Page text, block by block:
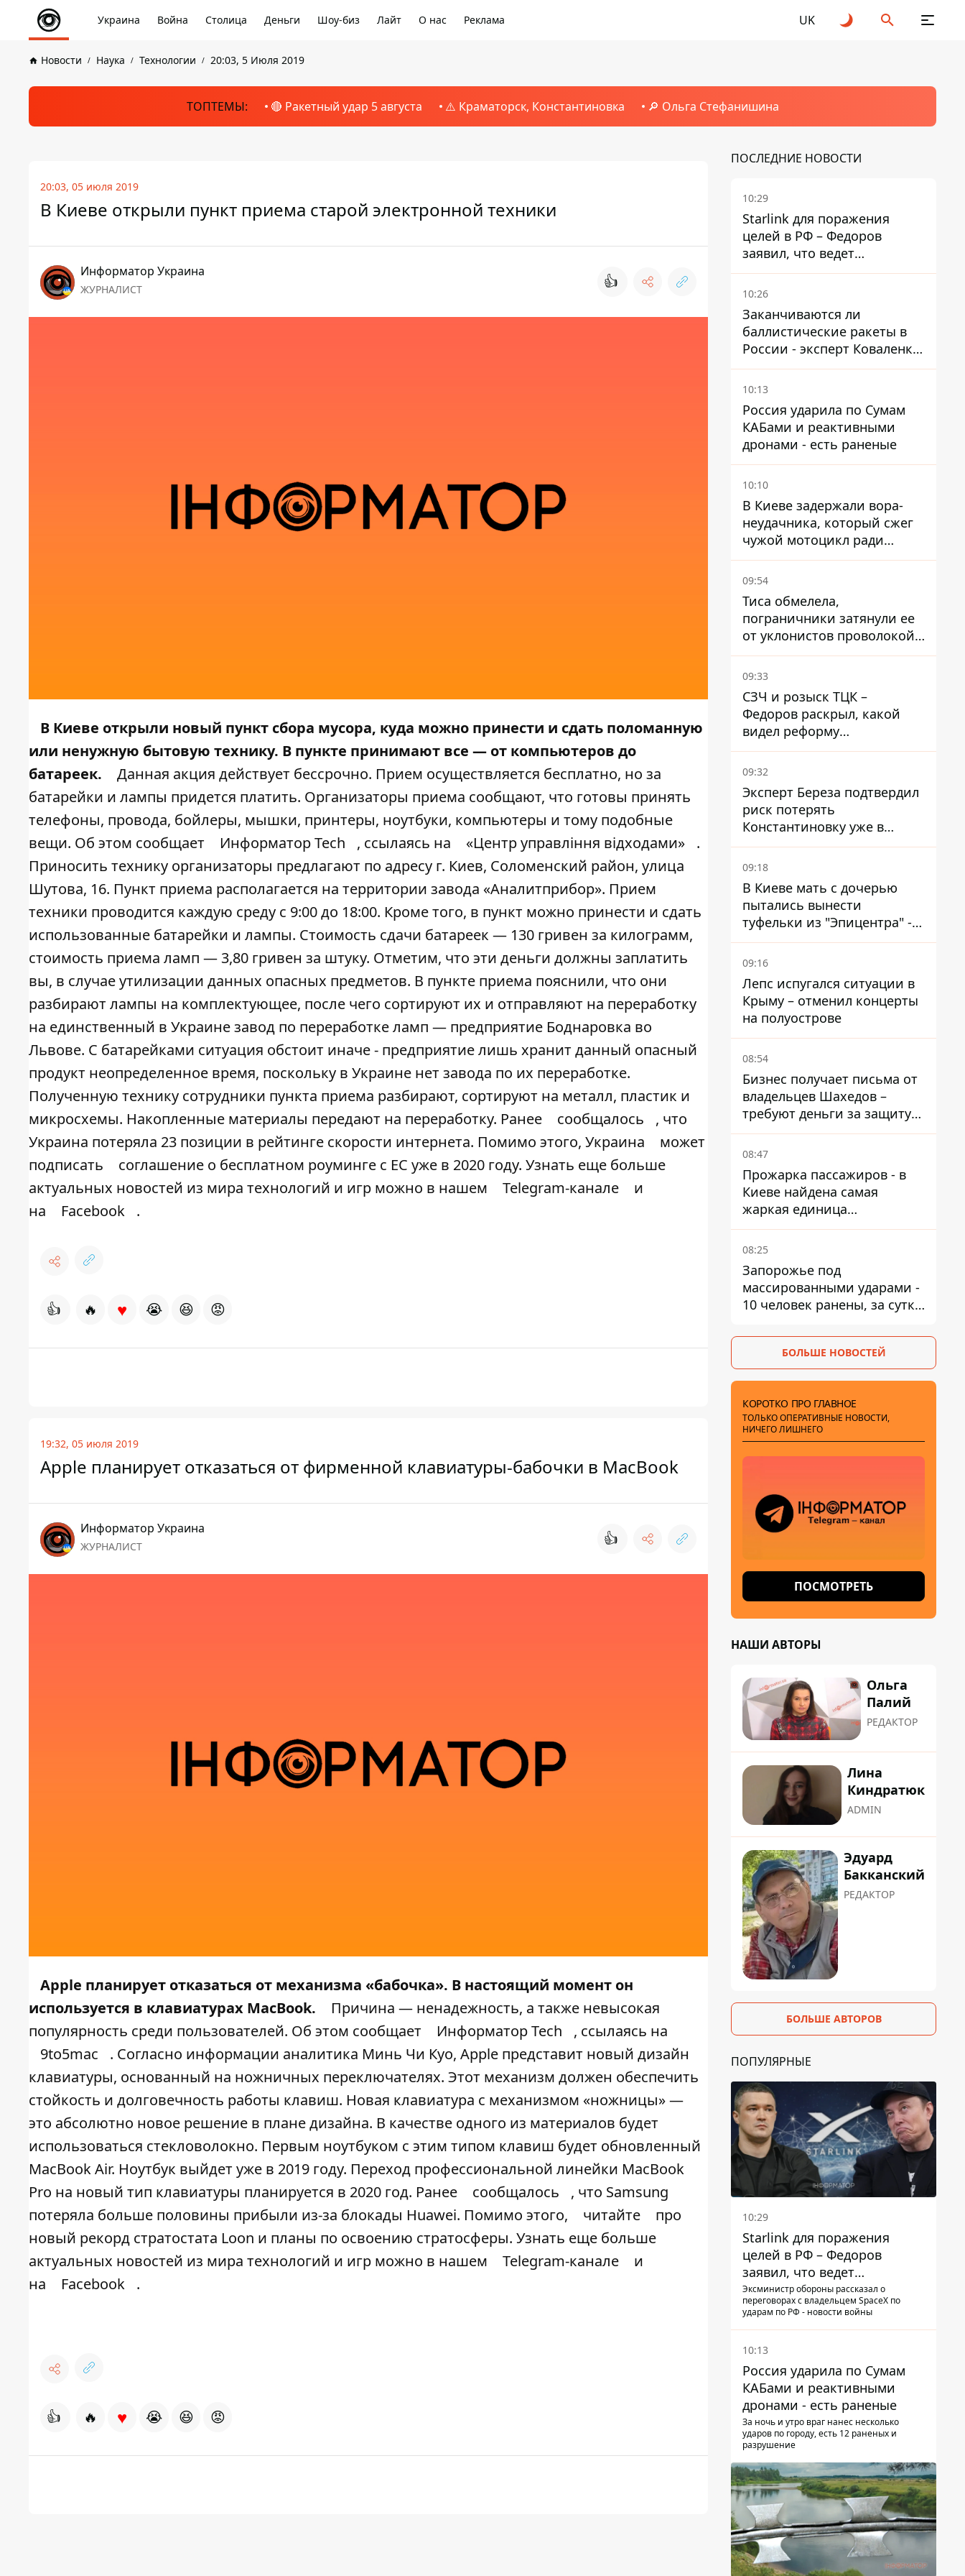
Украина Война Столица Деньги Шоу-биз Лайт О нас Реклама UK
Новости Наука Технологии 20:03, 5 Июля 2019
ТОПТЕМЫ: 🔴 Ракетный удар 5 августа ⚠️ Краматорск, Константиновка 🔎 Ольга Стефанишина
20:03, 05 июля 2019
В Киеве открыли пункт приема старой электронной техники
Информатор Украина
ЖУРНАЛИСТ 👍
В Киеве открыли новый пункт сбора мусора, куда можно принести и сдать поломанную
или ненужную бытовую технику. В пункте принимают все — от компьютеров до
батареек.
Данная акция действует бессрочно. Прием осуществляется бесплатно, но за
батарейки и лампы придется платить. Организаторы приема сообщают, что готовы принять
телефоны, провода, бойлеры, мышки, принтеры, ноутбуки, компьютеры и тому подобные
вещи. Об этом сообщает
Информатор Tech , ссылаясь на «Центр управління відходами»
.
Приносить технику организаторы предлагают по адресу г. Киев, Соломенский район, улица
Шутова, 16. Пункт приема располагается на территории завода «Аналитприбор». Прием
техники проводится каждую среду с 9:00 до 18:00. Кроме того, в пункт можно принести и сдать
использованные батарейки и лампы. Стоимость сдачи батареек — 130 гривен за килограмм,
стоимость приема ламп — 3,80 гривен за штуку. Отметим, что эти деньги должны заплатить
вы, в случае утилизации данных опасных предметов. В пункте приема пояснили, что они
разбирают лампы на комплектующее, после чего сортируют их и отправляют на переработку
на единственный в Украине завод по переработке ламп — предприятие Боднаровка во
Львове. С батарейками ситуация обстоит иначе - предприятие лишь хранит данный опасный
продукт неопределенное время, поскольку в Украине нет завода по их переработке.
Полученную технику сотрудники пункта приема разбирают, сортируют на металл, пластик и
микросхемы. Накопленные материалы передают на переработку. Ранее
сообщалось
, что
Украина потеряла 23 позиции в рейтинге скорости интернета. Помимо этого, Украина
может
подписать
соглашение о бесплатном роуминге с ЕС уже в 2020 году. Узнать еще больше
актуальных новостей из мира технологий и игр можно в нашем
Telegram-канале
и
на
Facebook .
👍 🔥 ♥ 😭 😆 😡
19:32, 05 июля 2019
Apple планирует отказаться от фирменной клавиатуры-бабочки в MacBook
Информатор Украина
ЖУРНАЛИСТ 👍
Apple планирует отказаться от механизма «бабочка». В настоящий момент он
используется в клавиатурах MacBook.
Причина — ненадежность, а также невысокая
популярность среди пользователей. Об этом сообщает
Информатор Tech
, ссылаясь на
9to5mac
. Согласно информации аналитика Минь Чи Куо, Apple представит новый дизайн
клавиатуры, основанный на ножничных переключателях. Этот механизм должен обеспечить
стойкость и долговечность работы клавиш. Новая клавиатура с механизмом «ножницы» —
это абсолютно новое решение в плане дизайна. В качестве одного из материалов будет
использоваться стекловолокно. Первым ноутбуком с этим типом клавиш будет обновленный
MacBook Air. Ноутбук выйдет уже в 2019 году. Переход профессиональной линейки MacBook
Pro на новый тип клавиатуры планируется в 2020 год. Ранее
сообщалось
, что Samsung
потеряла больше половины прибыли из-за блокады Huawei. Помимо этого,
читайте
про
новый рекорд стратостата Loon и планы по освоению стратосферы. Узнать еще больше
актуальных новостей из мира технологий и игр можно в нашем
Telegram-канале
и
на
Facebook .
👍 🔥 ♥ 😭 😆 😡
ПОСЛЕДНИЕ НОВОСТИ
10:29
Starlink для поражения
целей в РФ – Федоров
заявил, что ведет
переговоры с Илоном
Маском
10:26
Заканчиваются ли
баллистические ракеты в
России - эксперт Коваленко
дал ответ, который вряд ли
понравится украинцам
10:13
Россия ударила по Сумам
КАБами и реактивными
дронами - есть раненые
10:10
В Киеве задержали вора-
неудачника, который сжег
чужой мотоцикл ради
содержимого багажника
09:54
Тиса обмелела,
пограничники затянули ее
от уклонистов проволокой
Егоза, которая убивает
диких животных -
тревогу
09:33
СЗЧ и розыск ТЦК –
Федоров раскрыл, какой
видел реформу
мобилизации
09:32
Эксперт Береза ​​подтвердил
риск потерять
Константиновку уже в
ближайшие месяцы
09:18
В Киеве мать с дочерью
пытались вынести
туфельки из "Эпицентра" -
суд вынес приговор
09:16
Лепс испугался ситуации в
Крыму – отменил концерты
на полуострове
08:54
Бизнес получает письма от
владельцев Шахедов –
требуют деньги за защиту
от атак
08:47
Прожарка пассажиров - в
Киеве найдена самая
жаркая единица
общественного транспорта
08:25
Запорожье под
массированными ударами -
10 человек ранены, за сутки
БОЛЬШЕ НОВОСТЕЙ
КОРОТКО ПРО ГЛАВНОЕ
ТОЛЬКО ОПЕРАТИВНЫЕ НОВОСТИ,
НИЧЕГО ЛИШНЕГО
ПОСМОТРЕТЬ
НАШИ АВТОРЫ
Ольга
Палий
РЕДАКТОР
Лина
Киндратюк
ADMIN
Эдуард
Бакканский
РЕДАКТОР
БОЛЬШЕ АВТОРОВ
ПОПУЛЯРНЫЕ
10:29
Starlink для поражения
целей в РФ – Федоров
заявил, что ведет
переговоры с Илоном
Маском
Эксминистр обороны рассказал о
переговорах с владельцем SpaceX по
ударам по РФ - новости войны
10:13
Россия ударила по Сумам
КАБами и реактивными
дронами - есть раненые
За ночь и утро враг нанес несколько
ударов по городу, есть 12 раненых и
разрушение